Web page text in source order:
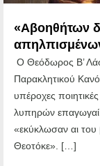
«Αβοηθήτων
Ο Θεόδωρος Β’
Παρακλητικού
υπέροχες
λυπηρών επαγωγαί
«εκύκλωσαν αι του
Θεοτόκε». […]